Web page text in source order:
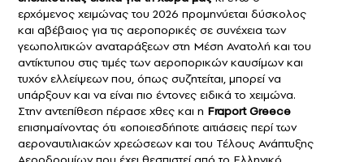
ερχόμενος χειμώνας του 2026 προμηνύεται δύσκολος
και αβέβαιος για τις αεροπορικές σε συνέχεια των
γεωπολιτικών αναταράξεων στη Μέση Ανατολή και του
αντίκτυπου στις τιμές των αεροπορικών καυσίμων και
τυχόν ελλείψεων που, όπως συζητείται, μπορεί να
υπάρξουν και να είναι πιο έντονες ειδικά το χειμώνα.
Στην αντεπίθεση πέρασε χθες και η Fraport Greece
επισημαίνοντας ότι «οποιεσδήποτε αιτιάσεις περί των
αεροναυτιλιακών χρεώσεων και του Τέλους Ανάπτυξης